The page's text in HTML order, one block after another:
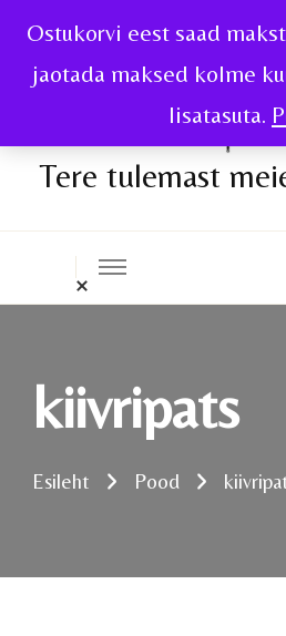
Ostukorvi eest saad
jaotada maksed kolme
lisatasuta.
Tere tulemast
kiivripats
Esileht Pood